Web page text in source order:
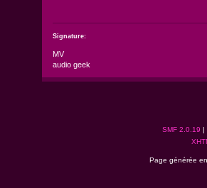
Signature:
MV
audio geek
SMF 2.0.19 |
Page générée